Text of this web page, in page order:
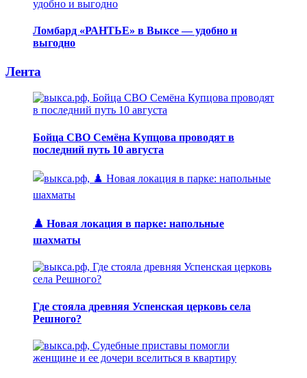
Ломбард «РАНТЬЕ» в Выксе — удобно и
выгодно
Лента
Бойца СВО Семёна Купцова проводят в
последний путь 10 августа
♟️ Новая локация в парке: напольные
шахматы
Где стояла древняя Успенская церковь села
Решного?